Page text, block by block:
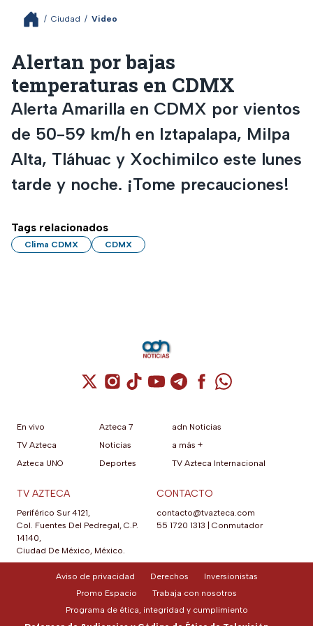
/ Ciudad / Video
Alertan por bajas
temperaturas en CDMX
Alerta Amarilla en CDMX por vientos
de 50-59 km/h en Iztapalapa, Milpa
Alta, Tláhuac y Xochimilco este lunes
tarde y noche. ¡Tome precauciones!
Tags relacionados
Clima CDMX CDMX
Cuenta de X / Twitter (se abre en una
Cuenta de Instagram (se abre en una
Cuenta de TikTok (se abre en
Cuenta de YouTube (se abre
Cuenta de Telegram (se
Cuenta de
Cuenta de
En vivo
TV Azteca
Azteca UNO
Azteca 7
Noticias
Deportes
adn Noticias
a más +
TV Azteca Internacional
TV AZTECA
Periférico Sur 4121,
Col. Fuentes Del Pedregal, C.P.
14140,
Ciudad De México, México.
CONTACTO
contacto@tvazteca.com
55 1720 1313 | Conmutador
Aviso de privacidad Derechos
Inversionistas
Promo Espacio
Trabaja con nosotros
Programa de ética, integridad y cumplimiento